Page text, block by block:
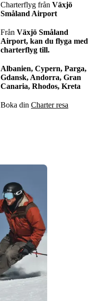
Charterflyg från Växjö
Småland Airport
Från Växjö Småland
Airport, kan du flyga med
charterflyg till.
Albanien, Cypern, Parga,
Gdansk, Andorra, Gran
Canaria, Rhodos, Kreta
Boka din Charter resa